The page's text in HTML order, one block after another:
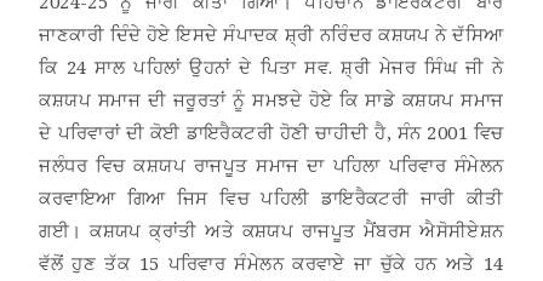
ਜਾਣਕਾਰੀ ਦਿੰਦੇ ਹੋਏ ਇਸਦੇ ਸੰਪਾਦਕ ਸ਼੍ਰੀ ਨਰਿੰਦਰ ਕਸ਼ਯਪ ਨੇ ਦੱਸਿਆ
ਕਿ 24 ਸਾਲ ਪਹਿਲਾਂ ਉਹਨਾਂ ਦੇ ਪਿਤਾ ਸਵ. ਸ਼੍ਰੀ ਮੇਜਰ ਸਿੰਘ ਜੀ ਨੇ
ਕਸ਼ਯਪ ਸਮਾਜ ਦੀ ਜਰੂਰਤਾਂ ਨੂੰ ਸਮਝਦੇ ਹੋਏ ਕਿ ਸਾਡੇ ਕਸ਼ਯਪ ਸਮਾਜ
ਦੇ ਪਰਿਵਾਰਾਂ ਦੀ ਕੋਈ ਡਾਇਰੈਕਟਰੀ ਹੋਣੀ ਚਾਹੀਦੀ ਹੈ, ਸੰਨ 2001 ਵਿਚ
ਜਲੰਧਰ ਵਿਚ ਕਸ਼ਯਪ ਰਾਜਪੂਤ ਸਮਾਜ ਦਾ ਪਹਿਲਾ ਪਰਿਵਾਰ ਸੰਮੇਲਨ
ਕਰਵਾਇਆ ਗਿਆ ਜਿਸ ਵਿਚ ਪਹਿਲੀ ਡਾਇਰੈਕਟਰੀ ਜਾਰੀ ਕੀਤੀ
ਗਈ। ਕਸ਼ਯਪ ਕ੍ਰਾਂਤੀ ਅਤੇ ਕਸ਼ਯਪ ਰਾਜਪੂਤ ਮੈਂਬਰਸ ਐਸੋਸੀਏਸ਼ਨ
ਵੱਲੋਂ ਹੁਣ ਤੱਕ 15 ਪਰਿਵਾਰ ਸੰਮੇਲਨ ਕਰਵਾਏ ਜਾ ਚੁੱਕੇ ਹਨ ਅਤੇ 14